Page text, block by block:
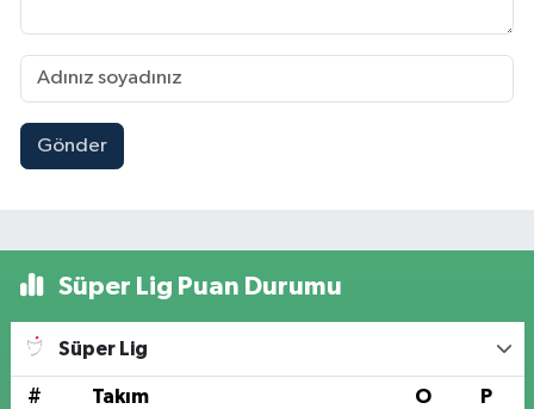
Gönder
Süper Lig Puan Durumu
Süper Lig
# Takım O P